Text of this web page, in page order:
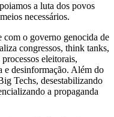
a luta dos povos
necessários.
com o governo genocida de
congressos, think tanks,
eleitorais,
e desinformação. Além do
Techs, desestabilizando
a propaganda